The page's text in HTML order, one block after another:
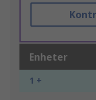
Enheter
1 +